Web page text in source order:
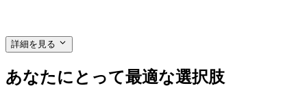
詳細を見る
あなたに とって最適な選択肢